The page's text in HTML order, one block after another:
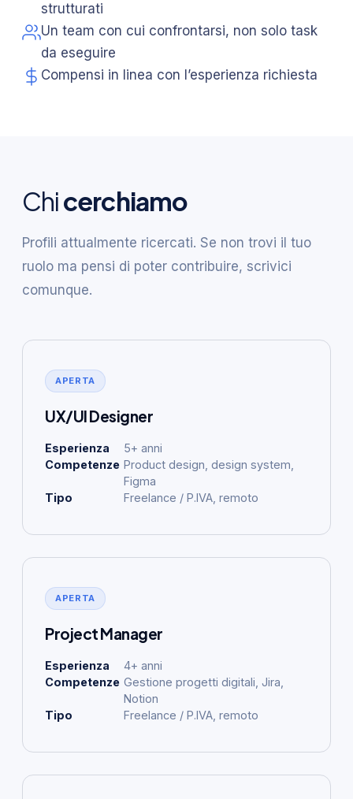
strutturati
Un team con cui confrontarsi, non solo task
da eseguire
Compensi in linea con l’esperienza richiesta
Chicerchiamo
Profili attualmente ricercati. Se non trovi il tuo
ruolo ma pensi di poter contribuire, scrivici
comunque.
APERTA
UX/UI Designer
Esperienza
5+ anni
Competenze Product design, design system,
Figma
Tipo
Freelance / P.IVA, remoto
APERTA
Project Manager
Esperienza
4+ anni
Competenze Gestione progetti digitali, Jira,
Notion
Tipo
Freelance / P.IVA, remoto